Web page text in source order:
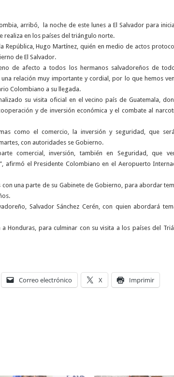
arribó, la noche de este lunes a El Salvador para
realiza en los países del triángulo norte.
República, Hugo Martínez, quién en medio de actos
de El Salvador.
de afecto a todos los hermanos salvadoreños de
relación muy importante y cordial, por lo que hemos
Colombiano a su llegada.
su visita oficial en el vecino país de Guatemala,
y de inversión económica y el combate al
como el comercio, la inversión y seguridad, que
con autoridades se Gobierno.
comercial, inversión, también en Seguridad, que
afirmó el Presidente Colombiano en el Aeropuerto
una parte de su Gabinete de Gobierno, para abordar
Salvador Sánchez Cerén, con quien abordará
Honduras, para culminar con su visita a los países del
Correo electrónico X Imprimir